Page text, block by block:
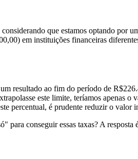
que estamos optando por
em instituições financeiras
resultado ao fim do período de
este limite, teríamos apenas
percentual, é prudente reduzir o valor
para conseguir essas taxas? A